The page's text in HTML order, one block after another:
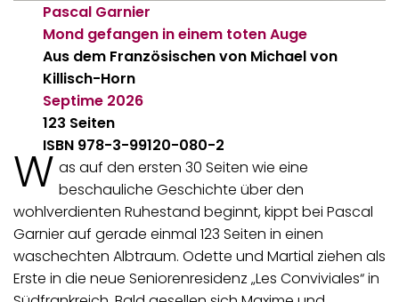
Pascal Garnier
Mond gefangen in einem toten Auge
Aus dem Französischen von Michael von
Killisch-Horn
Septime 2026
123 Seiten
ISBN 978-3-99120-080-2
W as auf den ersten 30 Seiten wie eine
beschauliche Geschichte über den
wohlverdienten Ruhestand beginnt, kippt bei Pascal
Garnier auf gerade einmal 123 Seiten in einen
waschechten Albtraum. Odette und Martial ziehen als
Erste in die neue Seniorenresidenz „Les Conviviales“ in